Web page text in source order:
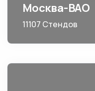
Москва-ВАО
11107 Стендов